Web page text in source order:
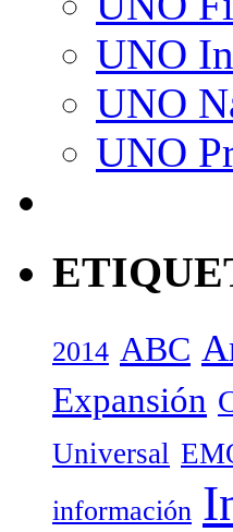
UNO
UNO
UNO
2014 ABC
Expansión
Universal
información